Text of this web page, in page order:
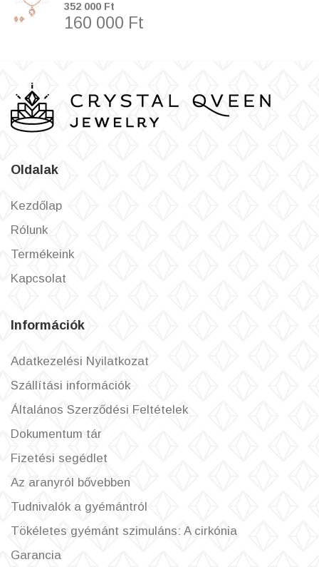
352 000 Ft
160 000 Ft
Oldalak
Kezdőlap
Rólunk
Termékeink
Kapcsolat
Információk
Adatkezelési Nyilatkozat
Szállítási információk
Általános Szerződési Feltételek
Dokumentum tár
Fizetési segédlet
Az aranyról bővebben
Tudnivalók a gyémántról
Tökéletes gyémánt szimuláns: A cirkónia
Garancia